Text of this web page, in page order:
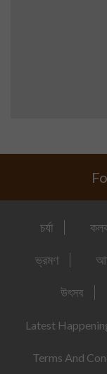
চর্যা
ভ্রমণ
উৎসব
Latest
Terms And